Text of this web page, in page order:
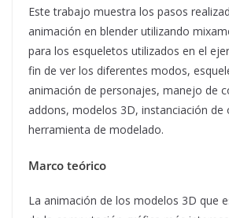
Este trabajo muestra los pasos
animación en blender utilizando
para los esqueletos utilizados en el
fin de ver los diferentes modos,
animación de personajes, manejo de
addons, modelos 3D, instanciación de
herramienta de modelado.
Marco teórico
La animación de los modelos 3D que